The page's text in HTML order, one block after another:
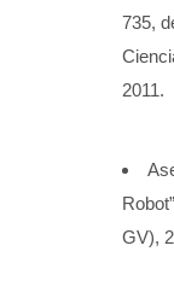
735,
2011.
GV),